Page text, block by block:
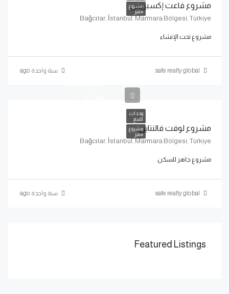
مشروع
مميز
مشروع فاعت إكسبريس
Bağcılar, İstanbul, Marmara Bölgesi, Türkiye
مشروع تحت الإنشاء
safe realty global سنة واحدة ago
وحدات
للبيع
مشروع
مميز
مشروع لوفت فالنتاين
Bağcılar, İstanbul, Marmara Bölgesi, Türkiye
مشروع جاهز للسكن
safe realty global سنة واحدة ago
Featured Listings